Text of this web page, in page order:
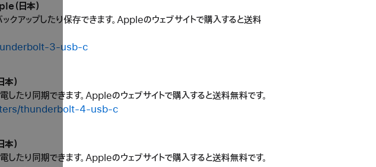
（日本）
アップしたり保存できます。Appleのウェブサイトで購入すると送料
3-usb-c
）
り同期できます。Appleのウェブサイトで購入すると送料無料です。
thunderbolt-4-usb-c
）
り同期できます。Appleのウェブサイトで購入すると送料無料です。